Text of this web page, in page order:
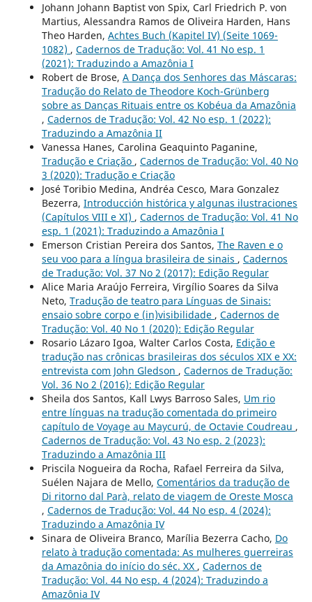
Johann Johann Baptist von Spix, Carl Friedrich P. von
Martius, Alessandra Ramos de Oliveira Harden, Hans
Theo Harden, Achtes Buch (Kapitel IV) (Seite 1069-
1082) , Cadernos de Tradução: Vol. 41 No esp. 1
(2021): Traduzindo a Amazônia I
Robert de Brose, A Dança dos Senhores das Máscaras:
Tradução do Relato de Theodore Koch-Grünberg
sobre as Danças Rituais entre os Kobéua da Amazônia
, Cadernos de Tradução: Vol. 42 No esp. 1 (2022):
Traduzindo a Amazônia II
Vanessa Hanes, Carolina Geaquinto Paganine,
Tradução e Criação , Cadernos de Tradução: Vol. 40 No
3 (2020): Tradução e Criação
José Toribio Medina, Andréa Cesco, Mara Gonzalez
Bezerra, Introducción histórica y algunas ilustraciones
(Capítulos VIII e XI) , Cadernos de Tradução: Vol. 41 No
esp. 1 (2021): Traduzindo a Amazônia I
Emerson Cristian Pereira dos Santos, The Raven e o
seu voo para a língua brasileira de sinais , Cadernos
de Tradução: Vol. 37 No 2 (2017): Edição Regular
Alice Maria Araújo Ferreira, Virgílio Soares da Silva
Neto, Tradução de teatro para Línguas de Sinais:
ensaio sobre corpo e (in)visibilidade , Cadernos de
Tradução: Vol. 40 No 1 (2020): Edição Regular
Rosario Lázaro Igoa, Walter Carlos Costa, Edição e
tradução nas crônicas brasileiras dos séculos XIX e XX:
entrevista com John Gledson , Cadernos de Tradução:
Vol. 36 No 2 (2016): Edição Regular
Sheila dos Santos, Kall Lwys Barroso Sales, Um rio
entre línguas na tradução comentada do primeiro
capítulo de Voyage au Maycurú, de Octavie Coudreau ,
Cadernos de Tradução: Vol. 43 No esp. 2 (2023):
Traduzindo a Amazônia III
Priscila Nogueira da Rocha, Rafael Ferreira da Silva,
Suélen Najara de Mello, Comentários da tradução de
Di ritorno dal Parà, relato de viagem de Oreste Mosca
, Cadernos de Tradução: Vol. 44 No esp. 4 (2024):
Traduzindo a Amazônia IV
Sinara de Oliveira Branco, Marília Bezerra Cacho, Do
relato à tradução comentada: As mulheres guerreiras
da Amazônia do início do séc. XX , Cadernos de
Tradução: Vol. 44 No esp. 4 (2024): Traduzindo a
Amazônia IV